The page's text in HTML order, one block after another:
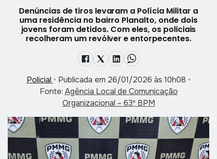
Denúncias de tiros levaram a Polícia Militar a
uma residência no bairro Planalto, onde dois
jovens foram detidos. Com eles, os policiais
recolheram um revólver e entorpecentes.
Policial • Publicada em 26/01/2026 às 10h08 •
Fonte: Agência Local de Comunicação
Organizacional – 63º BPM